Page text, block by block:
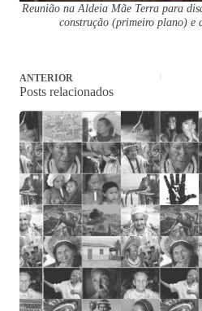
Reunião na Aldeia Mãe Terra para
construção (primeiro plano)
ANTERIOR
Posts relacionados